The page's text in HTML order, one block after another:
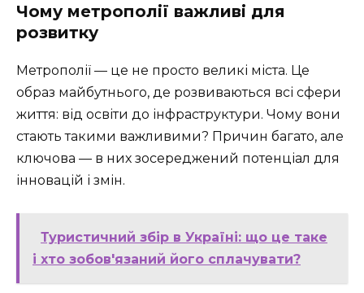
Чому метрополії важливі для
розвитку
Метрополії — це не просто великі міста. Це
образ майбутнього, де розвиваються всі сфери
життя: від освіти до інфраструктури. Чому вони
стають такими важливими? Причин багато, але
ключова — в них зосереджений потенціал для
інновацій і змін.
Туристичний збір в Україні: що це таке
і хто зобов'язаний його сплачувати?